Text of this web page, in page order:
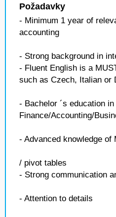
Požadavky
- Minimum 1 year of
accounting
- Strong background in
- Fluent English is a
such as Czech, Italian or
- Bachelor ´s education in
Finance/Accounting/
- Advanced knowledge of
/ pivot tables
- Strong communication
- Attention to details